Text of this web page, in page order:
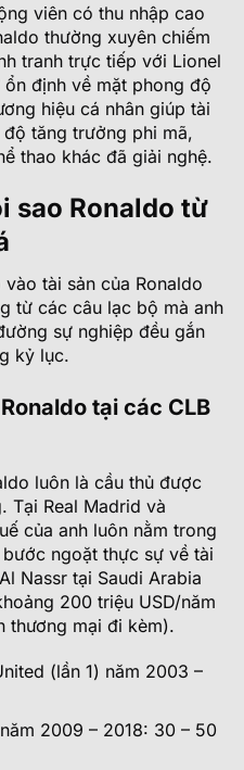
viên có thu nhập cao
thường xuyên chiếm
tranh trực tiếp với Lionel
ổn định về mặt phong độ
hiệu cá nhân giúp tài
tăng trưởng phi mã,
thao khác đã giải nghệ.
sao Ronaldo từ
tài sản của Ronaldo
từ các câu lạc bộ mà anh
sự nghiệp đều gắn
kỷ lục.
tại các CLB
luôn là cầu thủ được
Tại Real Madrid và
của anh luôn nằm trong
ngoặt thực sự về tài
Nassr tại Saudi Arabia
200 triệu USD/năm
thương mại đi kèm).
(lần 1) năm 2003 –
2009 – 2018: 30 – 50